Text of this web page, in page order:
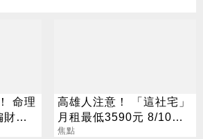
命理
財
高雄人注意！ 「這社宅」
月租最低3590元 8/10起
放申請
焦點